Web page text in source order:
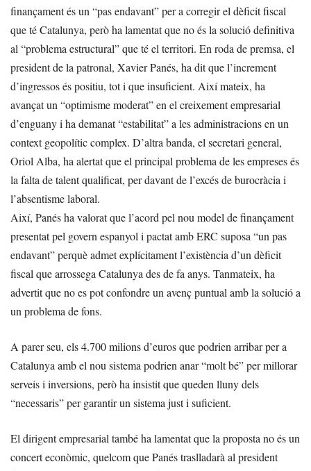
finançament és un “pas endavant” per a corregir el dèficit fiscal
que té Catalunya, però ha lamentat que no és la solució definitiva
al “problema estructural” que té el territori. En roda de premsa, el
president de la patronal, Xavier Panés, ha dit que l’increment
d’ingressos és positiu, tot i que insuficient. Així mateix, ha
avançat un “optimisme moderat” en el creixement empresarial
d’enguany i ha demanat “estabilitat” a les administracions en un
context geopolític complex. D’altra banda, el secretari general,
Oriol Alba, ha alertat que el principal problema de les empreses és
la falta de talent qualificat, per davant de l’excés de burocràcia i
l’absentisme laboral.
Així, Panés ha valorat que l’acord pel nou model de finançament
presentat pel govern espanyol i pactat amb ERC suposa “un pas
endavant” perquè admet explícitament l’existència d’un dèficit
fiscal que arrossega Catalunya des de fa anys. Tanmateix, ha
advertit que no es pot confondre un avenç puntual amb la solució a
un problema de fons.
A parer seu, els 4.700 milions d’euros que podrien arribar per a
Catalunya amb el nou sistema podrien anar “molt bé” per millorar
serveis i inversions, però ha insistit que queden lluny dels
“necessaris” per garantir un sistema just i suficient.
El dirigent empresarial també ha lamentat que la proposta no és un
concert econòmic, quelcom que Panés traslladarà al president